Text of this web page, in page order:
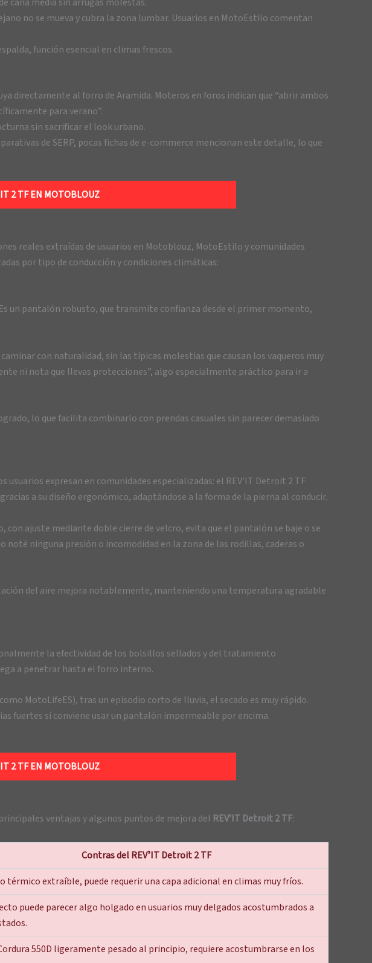
no se mueva y cubra la zona lumbar. Usuarios en MotoEstilo comentan
función esencial en climas frescos.
directamente al forro de Aramida. Moteros en foros indican que “abrir ambos
para verano”.
sin sacrificar el look urbano.
de SERP, pocas fichas de e-commerce mencionan este detalle, lo que
2 TF EN MOTOBLOUZ
reales extraídas de usuarios en Motoblouz, MotoEstilo y comunidades
por tipo de conducción y condiciones climáticas:
un pantalón robusto, que transmite confianza desde el primer momento,
con naturalidad, sin las típicas molestias que causan los vaqueros muy
ni nota que llevas protecciones”, algo especialmente práctico para ir a
lo que facilita combinarlo con prendas casuales sin parecer demasiado
expresan en comunidades especializadas: el REV’IT Detroit 2 TF
a su diseño ergonómico, adaptándose a la forma de la pierna al conducir.
ajuste mediante doble cierre de velcro, evita que el pantalón se baje o se
ninguna presión o incomodidad en la zona de las rodillas, caderas o
del aire mejora notablemente, manteniendo una temperatura agradable
la efectividad de los bolsillos sellados y del tratamiento
a penetrar hasta el forro interno.
MotoLifeES), tras un episodio corto de lluvia, el secado es muy rápido.
fuertes sí conviene usar un pantalón impermeable por encima.
2 TF EN MOTOBLOUZ
ventajas y algunos puntos de mejora del REV’IT Detroit 2 TF:
Contras del REVʼIT Detroit 2 TF
térmico extraíble, puede requerir una capa adicional en climas muy fríos.
puede parecer algo holgado en usuarios muy delgados acostumbrados a
550D ligeramente pesado al principio, requiere acostumbrarse en los